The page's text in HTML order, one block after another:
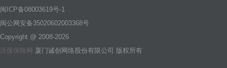
闽ICP备08003619号-1
闽公网安备35020602003368号
Copyright @ 2008-2026
沃保保险网 厦门诚创网络股份有限公司 版权所有